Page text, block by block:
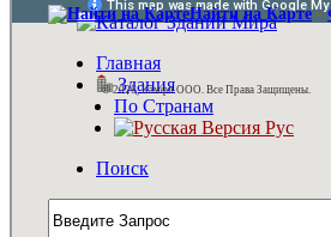
Главная
Здания
По Странам
Рус
Поиск
© 2026, Камфи ООО. Все Права Защищены.
Найти на Карте-